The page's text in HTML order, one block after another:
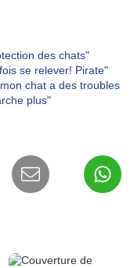
des chats"
se relever! Pirate"
chat a des troubles
plus"